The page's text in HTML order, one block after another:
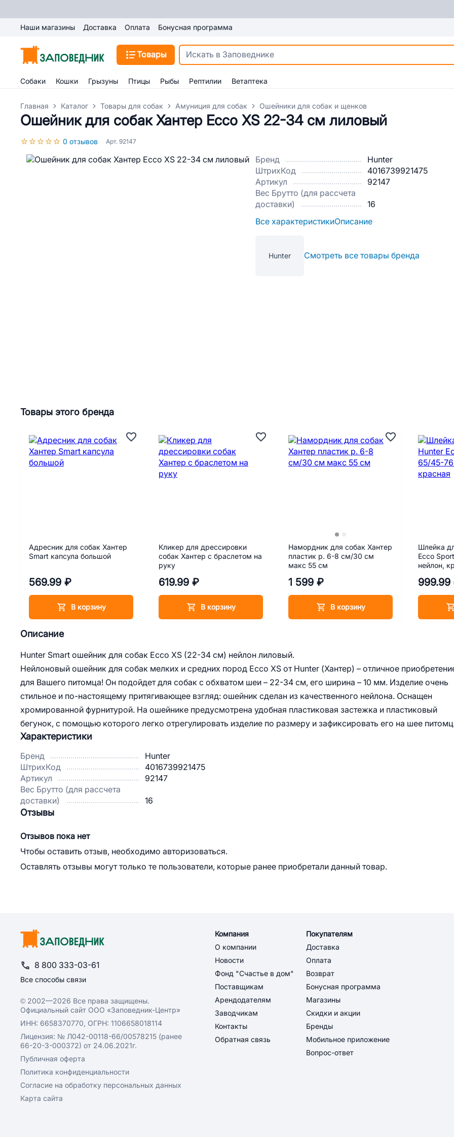
Наши магазины Доставка Оплата Бонусная программа
Товары
Собаки Кошки Грызуны Птицы Рыбы Рептилии Ветаптека
Главная Каталог Товары для собак Амуниция для собак Ошейники для собак и щенков
Ошейник для собак Хантер Ecco XS 22-34 см лиловый
0 отзывов Арт. 92147
Бренд
Hunter
ШтрихКод
4016739921475
Артикул
92147
Вес Брутто (для рассчета
доставки)
16
Все характеристикиОписание
Hunter Смотреть все товары бренда
Описание
Hunter Smart ошейник для собак Ecco XS (22-34 см) нейлон лиловый.
Нейлоновый ошейник для собак мелких и средних пород Ecco ХS от Hunter (Хантер) – отличное
для Вашего питомца! Он подойдет для собак с обхватом шеи – 22-34 см, его ширина – 10 мм. Изделие очень
стильное и по-настоящему притягивающее взгляд: ошейник сделан из качественного нейлона. Оснащен
хромированной фурнитурой. На ошейнике предусмотрена удобная пластиковая застежка и пластиковый
бегунок, с помощью которого легко отрегулировать изделие по размеру и зафиксировать его на шее
Товары этого бренда
Адресник для собак Хантер
Smart капсула большой
569.99 ₽
В корзину
Кликер для дрессировки
собак Хантер с браслетом на
руку
619.99 ₽
В корзину
Намордник для собак Хантер
пластик р. 6-8 см/30 см
макс 55 см
1 599 ₽
В корзину
Шлейка
Ecco
нейлон,
999.99
Характеристики
Бренд
Hunter
ШтрихКод
4016739921475
Артикул
92147
Вес Брутто (для рассчета
доставки)
16
Отзывы
Отзывов пока нет
Чтобы оставить отзыв, необходимо авторизоваться.
Оставлять отзывы могут только те пользователи, которые ранее приобретали данный товар.
8 800 333-03-61
Все способы связи
© 2002—2026 Все права защищены.
Официальный сайт ООО «Заповедник-Центр»
ИНН: 6658370770, ОГРН: 1106658018114
Лицензия: № Л042-00118-66/00578215 (ранее
66-20-3-000372) от 24.06.2021г.
Публичная оферта
Политика конфиденциальности
Согласие на обработку персональных данных
Карта сайта
Компания
О компании
Новости
Фонд "Счастье в дом"
Поставщикам
Арендодателям
Заводчикам
Контакты
Обратная связь
Покупателям
Доставка
Оплата
Возврат
Бонусная программа
Магазины
Скидки и акции
Бренды
Мобильное приложение
Вопрос-ответ